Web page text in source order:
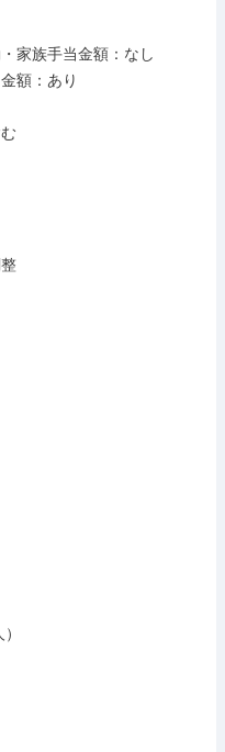
家族手当金額：なし
額：あり